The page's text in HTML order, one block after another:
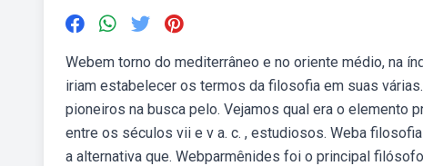
Webem torno do mediterrâneo e no oriente médio, na
iriam estabelecer os termos da filosofia em suas
pioneiros na busca pelo. Vejamos qual era o elemento
entre os séculos vii e v a. c. , estudiosos. Weba
a alternativa que. Webparmênides foi o principal